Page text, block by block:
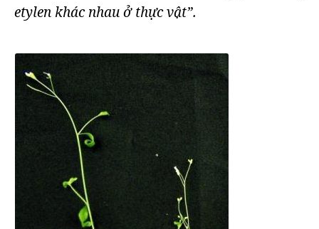
etylen khác nhau ở thực vật”.